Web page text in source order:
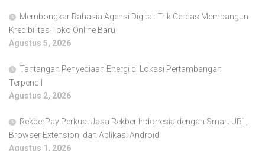
Membongkar Rahasia Agensi Digital: Trik Cerdas Membangun
Kredibilitas Toko Online Baru
Agustus 5, 2026
Tantangan Penyediaan Energi di Lokasi Pertambangan
Terpencil
Agustus 2, 2026
RekberPay Perkuat Jasa Rekber Indonesia dengan Smart URL,
Browser Extension, dan Aplikasi Android
Agustus 1, 2026